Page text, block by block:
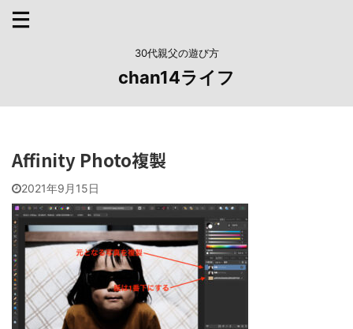
30代親父の遊び方
chan14ライフ
Affinity Photo複製
2021年9月15日